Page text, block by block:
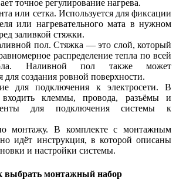
точное регулирование нагрева.
или сетка. Используется для фиксации
или нагревательного мата в нужном
заливкой стяжки.
пол. Стяжка — это слой, который
распределение тепла по всей
Наливной пол также может
для создания ровной поверхности.
для подключения к электросети. В
клеммы, провода, разъёмы и
для подключения системы к
монтажу. В комплекте с монтажным
идёт инструкция, в которой описаны
и настройки системы.
выбрать монтажный набор